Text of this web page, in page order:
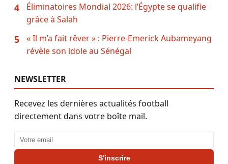
4
Éliminatoires Mondial 2026: l’Égypte se qualifie
grâce à Salah
5
« Il m’a fait rêver » : Pierre-Emerick Aubameyang
révèle son idole au Sénégal
NEWSLETTER
Recevez les dernières actualités football
directement dans votre boîte mail.
Adresse email
S'inscrire